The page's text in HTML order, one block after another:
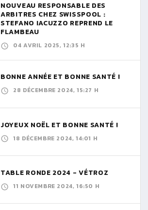
NOUVEAU RESPONSABLE DES
ARBITRES CHEZ SWISSPOOL :
STEFANO IACUZZO REPREND LE
FLAMBEAU
04 AVRIL 2025, 12:35 H
BONNE ANNÉE ET BONNE SANTÉ !
28 DÉCEMBRE 2024, 15:27 H
JOYEUX NOËL ET BONNE SANTÉ !
18 DÉCEMBRE 2024, 14:01 H
TABLE RONDE 2024 - VÉTROZ
11 NOVEMBRE 2024, 16:50 H